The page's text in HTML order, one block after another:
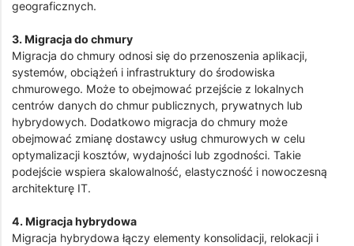
geograficznych.
3. Migracja do chmury
Migracja do chmury odnosi się do przenoszenia aplikacji,
systemów, obciążeń i infrastruktury do środowiska
chmurowego. Może to obejmować przejście z lokalnych
centrów danych do chmur publicznych, prywatnych lub
hybrydowych. Dodatkowo migracja do chmury może
obejmować zmianę dostawcy usług chmurowych w celu
optymalizacji kosztów, wydajności lub zgodności. Takie
podejście wspiera skalowalność, elastyczność i nowoczesną
architekturę IT.
4. Migracja hybrydowa
Migracja hybrydowa łączy elementy konsolidacji, relokacji i